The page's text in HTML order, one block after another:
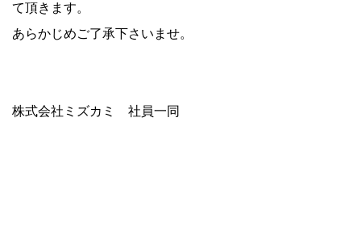
て頂きます。
あらかじめご了承下さいませ。
株式会社ミズカミ 社員一同